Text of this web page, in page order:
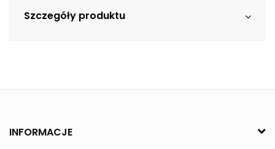
Szczegóły produktu
INFORMACJE